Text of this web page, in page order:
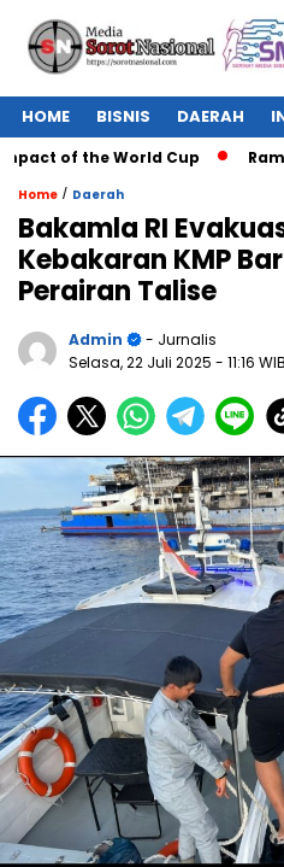
HOME BISNIS DAERAH
of the World Cup
Home / Daerah
Bakamla RI
Kebakaran KMP
Perairan Talise
Admin
- Jurnalis
Selasa, 22 Juli 2025 - 11:16 WIB